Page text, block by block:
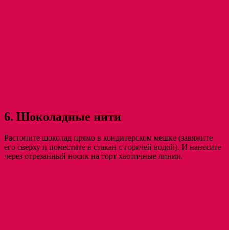
6. Шоколадные нити
Растопите шоколад прямо в кондитерском мешке (завяжите
его сверху и поместите в стакан с горячей водой). И нанесите
через отрезанный носик на торт хаотичные линии.